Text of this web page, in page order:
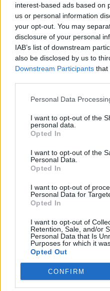
interest-based ads based on
us or personal information
your opt-out. You may
disclosure of your personal
IAB’s list of downstream
also be disclosed by us to
Downstream Participants that
Personal Data
I want to opt-out of the
personal data.
Opted In
I want to opt-out of the
Personal Data.
Opted In
I want to opt-out of
Personal Data for
Opted In
I want to opt-out of
Retention, Sale, and/or
Personal Data that Is
Purposes for which it
Opted Out
CONFIRM
αποκλεισμός της
να αποδεχτεί
στρατιωτικές δυνάμεις
να εγκαταστήσει
Πάτρα.
1942Τη νύχτα 25/26
από ομάδες Ελλήνων
ΕΔΕΣ υπό την
δολιοφθορέων.
γενικό επιτελείο
πραξικοπήματος με τη
Με αφορμή την
εκδηλώνεται νέο
«Προέδρου»
Δημήτρη Ιωαννίδη.
Γεννήσεις στις 25
1454Αικατερίνη